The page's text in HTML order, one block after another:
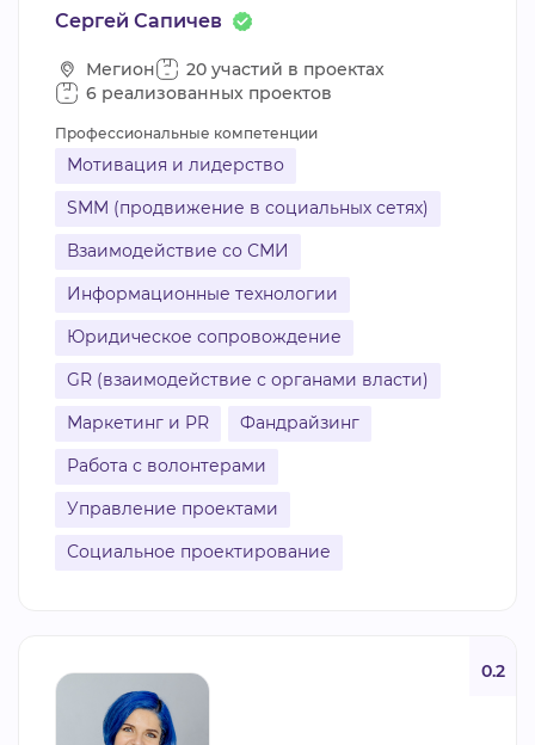
Сергей Сапичев
Мегион
20 участий в проектах
6 реализованных проектов
Профессиональные компетенции
Мотивация и лидерство
SMM (продвижение в социальных сетях)
Взаимодействие со СМИ
Информационные технологии
Юридическое сопровождение
GR (взаимодействие с органами власти)
Маркетинг и PR
Фандрайзинг
Работа с волонтерами
Управление проектами
Социальное проектирование
0.2